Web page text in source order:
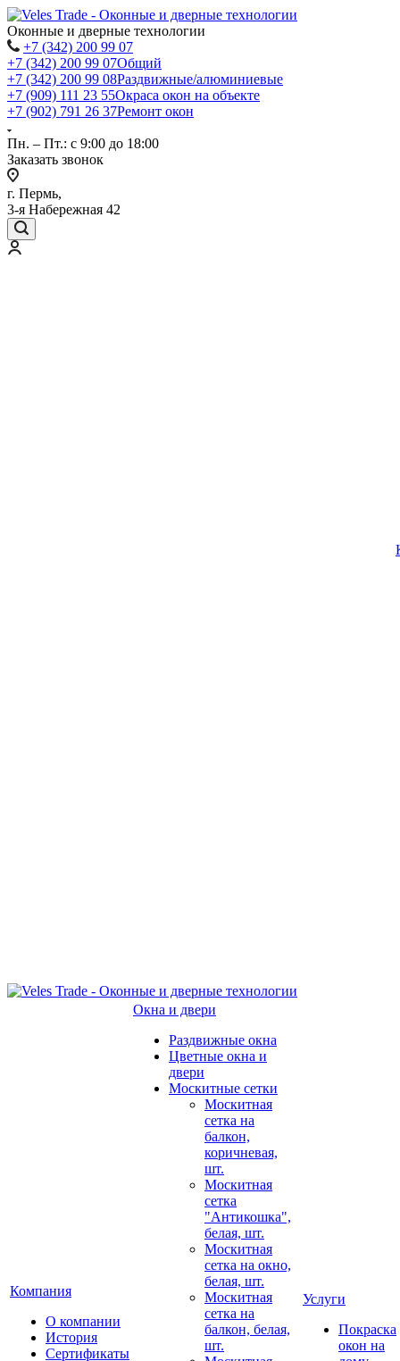
Оконные и дверные технологии
+7 (342) 200 99 07
+7 (342) 200 99 07Общий
+7 (342) 200 99 08Раздвижные/алюминиевые
+7 (909) 111 23 55Окраса окон на объекте
+7 (902) 791 26 37Ремонт окон
Пн. – Пт.: с 9:00 до 18:00
Заказать звонок
г. Пермь,
3-я Набережная 42
Компания
О компании
История
Сертификаты
Окна и двери
Раздвижные окна
Цветные окна и
двери
Москитные сетки
Москитная
сетка на
балкон,
коричневая,
шт.
Москитная
сетка
"Антикошка",
белая, шт.
Москитная
сетка на окно,
белая, шт.
Москитная
сетка на
балкон, белая,
шт.
Услуги
Покраска
окон на